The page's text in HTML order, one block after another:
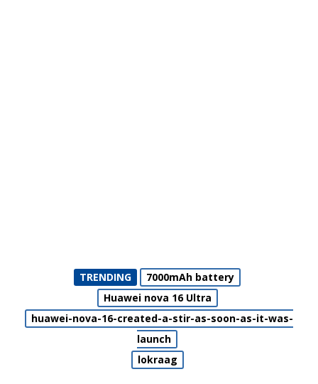
TRENDING
7000mAh battery
Huawei nova 16 Ultra
huawei-nova-16-created-a-stir-as-soon-as-it-was-
launch
lokraag